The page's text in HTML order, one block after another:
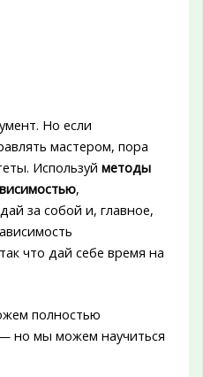
Но если
мастером, пора
Используй методы
,
за собой и, главное,
что дай себе время на
полностью
но мы можем научиться